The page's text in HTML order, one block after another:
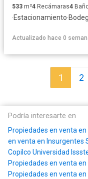
533 m²4 Recámaras4
·Estacionamiento·
Actualizado hace 0
1 2
Podría interesarte en
Propiedades en venta
en venta en Insurgentes
Copilco Universidad
Propiedades en venta
Propiedades en venta en